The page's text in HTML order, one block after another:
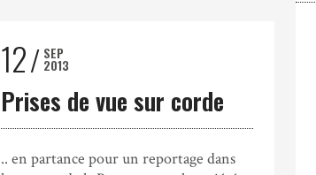
12 SEP
2013
Prises de vue sur corde
.. en partance pour un reportage dans